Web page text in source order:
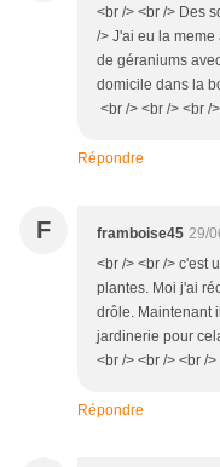
<br /> <br /> Des
/> J'ai eu la
de géraniums
domicile dans la
<br /> <br /> <br /
Répondre
F framboise45 29/
<br /> <br /> c'est
plantes. Moi j'ai
drôle. Maintenant
jardinerie pour
<br /> <br /> <br />
Répondre